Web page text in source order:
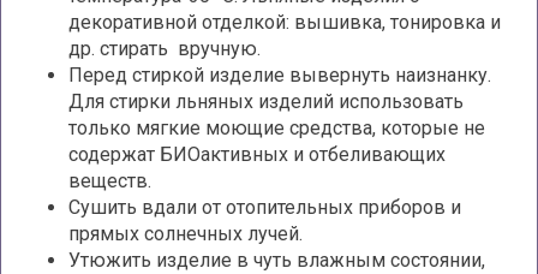
декоративной отделкой: вышивка, тонировка и
др. стирать вручную.
Перед стиркой изделие вывернуть наизнанку.
Для стирки льняных изделий использовать
только мягкие моющие средства, которые не
содержат БИОактивных и отбеливающих
веществ.
Сушить вдали от отопительных приборов и
прямых солнечных лучей.
Утюжить изделие в чуть влажным состоянии,